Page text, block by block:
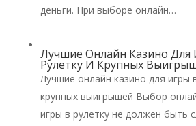
деньги. При выборе онлайн…
Лучшие Онлайн Казино Для
Рулетку И Крупных
Лучшие онлайн казино для игры
крупных выигрышей Выбор
игры в рулетку не должен быть